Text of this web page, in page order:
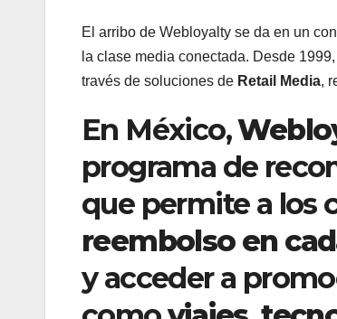
El arribo de Webloyalty se da en un
la clase media conectada. Desde
través de soluciones de Retail Media,
En México,
programa de
que permite a los
reembolso en
y acceder a